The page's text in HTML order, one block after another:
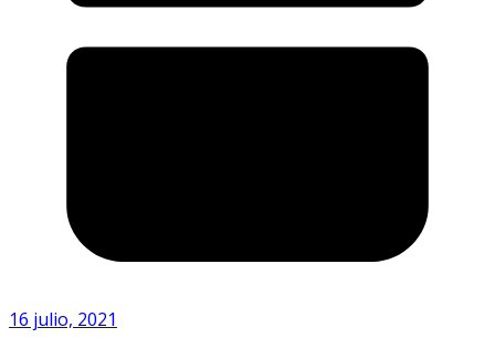
16 julio, 2021